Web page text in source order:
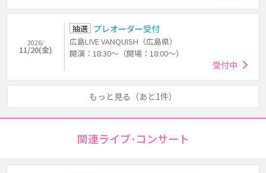
2026/
11/20(金)
抽選 プレオーダー受付
広島LIVE VANQUISH（広島県）
開演：18:30～（開場：18:00～）
受付中
もっと見る（あと1件）
関連ライブ･コンサート